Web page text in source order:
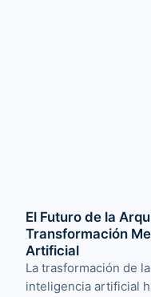
El Futuro de la
Transformación
Artificial
La trasformación de
inteligencia artificial